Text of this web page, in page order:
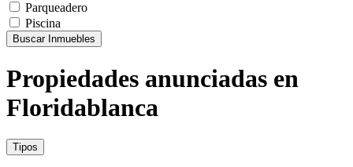
Parqueadero
Piscina
Buscar Inmuebles
Propiedades anunciadas en
Floridablanca
Tipos